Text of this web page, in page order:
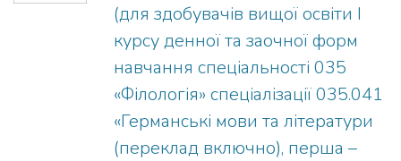
(для здобувачів вищої освіти І
курсу денної та заочної форм
навчання спеціальності 035
«Філологія» спеціалізації 035.041
«Германські мови та літератури
(переклад включно), перша –